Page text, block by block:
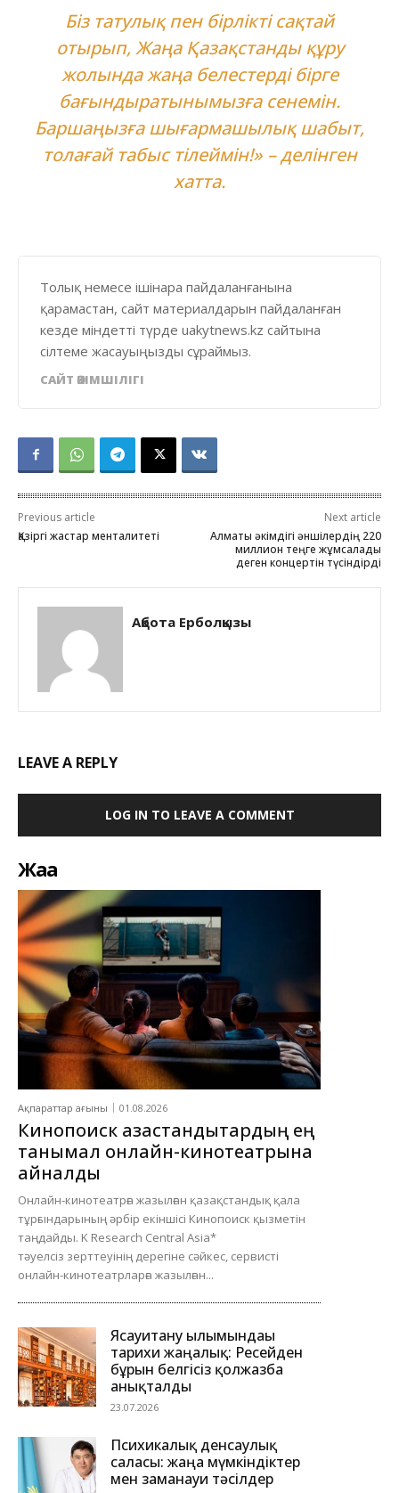
Біз татулық пен бірлікті сақтай
отырып, Жаңа Қазақстанды құру
жолында жаңа белестерді бірге
бағындыратынымызға сенемін.
Баршаңызға шығармашылық шабыт,
толағай табыс тілеймін!» – делінген
хатта.
Толық немесе ішінара пайдаланғанына
қарамастан, сайт материалдарын пайдаланған
кезде міндетті түрде uakytnews.kz сайтына
сілтеме жасауыңызды сұраймыз.
САЙТ ӘКІМШІЛІГІ
Previous article
Қазіргі жастар менталитеті
Next article
Алматы әкімдігі әншілердің 220
миллион теңге жұмсалады
деген концертін түсіндірді
Ақбота Ерболқызы
LEAVE A REPLY
LOG IN TO LEAVE A COMMENT
Жаңа
Ақпараттар ағыны 01.08.2026
Кинопоиск қазақстандықтардың ең
танымал онлайн-кинотеатрына
айналды
Онлайн-кинотеатрға жазылған қазақстандық қала
тұрғындарының әрбір екіншісі Кинопоиск қызметін
таңдайды. K Research Central Asia*
тәуелсіз зерттеуінің дерегіне сәйкес, сервисті
онлайн-кинотеатрларға жазылған...
Ясауитану ғылымындағы
тарихи жаңалық: Ресейден
бұрын белгісіз қолжазба
анықталды
23.07.2026
Психикалық денсаулық
саласы: жаңа мүмкіндіктер
мен заманауи тәсілдер